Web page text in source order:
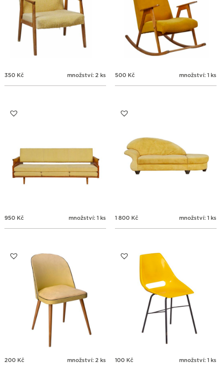
350 Kč množství: 2 ks 500 Kč množství: 1 ks
950 Kč množství: 1 ks 1 800 Kč množství: 1 ks
200 Kč množství: 2 ks 100 Kč množství: 1 ks